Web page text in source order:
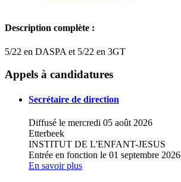
Description complète :
5/22 en DASPA et 5/22 en 3GT
Institut Saint-Joseph - D2/D3
+
Leaflet|Map data ©
Appels à candidatures
Secrétaire de direction
Diffusé le mercredi 05 août 2026
Etterbeek
INSTITUT DE L'ENFANT-JESUS
Entrée en fonction le 01 septembre 2026
En savoir plus